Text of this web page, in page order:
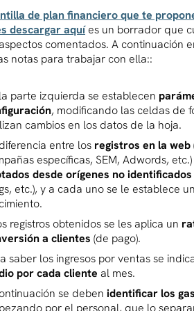
de plan financiero que te
descargar aquíes un borrador que
comentados. A continuación
notas para trabajar con ella::
parte izquierda se establecen
, modificando las celdas de
cambios en los datos de la hoja.
entre los registros en la web
específicas, SEM, Adwords,
desde orígenes no identificados
etc.), y a cada uno se le establece
registros obtenidos se les aplica un
a clientes (de pago).
saber los ingresos por ventas se
por cada cliente al mes.
se debenidentificar los
por el personal, que lo